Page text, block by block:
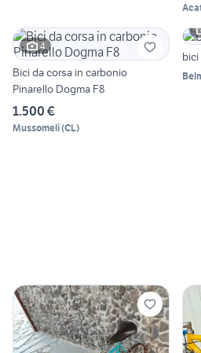
4
Bici da corsa in carbonio
Pinarello Dogma F8
1.500 €
Mussomeli(CL)